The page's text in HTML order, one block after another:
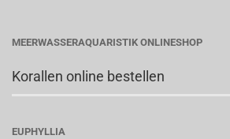
MEERWASSERAQUARISTIK ONLINESHOP
Korallen online bestellen
EUPHYLLIA